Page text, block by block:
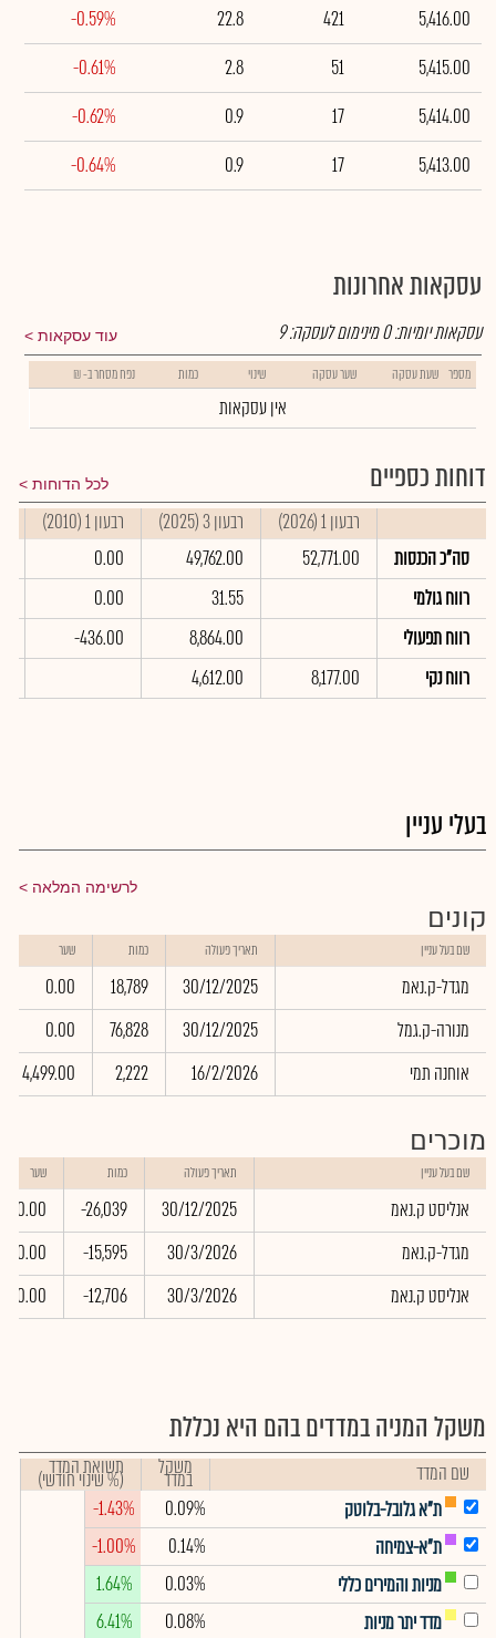
5,416.00
421
22.8
-0.59%
5,415.00
51
2.8
-0.61%
5,414.00
17
0.9
-0.62%
5,413.00
17
0.9
-0.64%
עסקאות אחרונות
עוד עסקאות עסקאות יומיות:0מינימום לעסקה:9
מספר שעת עסקה שער עסקה שינוי כמות נפח מסחר ב- ₪
אין עסקאות
דוחות כספיים לכל הדוחות
רבעון 1 (2026) רבעון 3 (2025) רבעון 1 (2010)
סה"כ הכנסות
52,771.00
49,762.00
0.00
רווח גולמי
31.55
0.00
רווח תפעולי
8,864.00
-436.00
רווח נקי
8,177.00
4,612.00
בעלי עניין
לרשימה המלאה
קונים
שם בעל עניין תאריך פעולה כמות שער
מגדל-ק.נאמ 30/12/2025
18,789
0.00
מנורה-ק.גמל
30/12/2025
76,828
0.00
אוחנה תמי
16/2/2026
2,222
4,499.00
מוכרים
שם בעל עניין תאריך פעולה כמות שער
אנליסט ק.נאמ 30/12/2025
-26,039
0.00
מגדל-ק.נאמ
30/3/2026
-15,595
0.00
אנליסט ק.נאמ
30/3/2026
-12,706
0.00
משקל המניה במדדים בהם היא נכללת
שם המדד משקל
במדד תשואת המדד
(% שינוי חודשי)
ת"א גלובל-בלוטק
0.09%
-1.43%
ת"א-צמיחה
0.14%
-1.00%
מניות והמירים כללי
0.03%
1.64%
מדד יתר מניות
0.08%
6.41%